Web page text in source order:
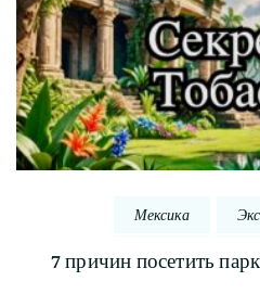
Мексика
7 причин посетить